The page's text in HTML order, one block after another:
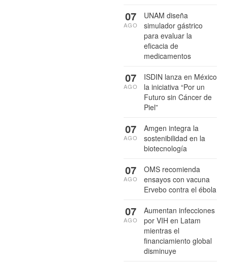
UNAM diseña
simulador gástrico
para evaluar la
eficacia de
medicamentos
07
AGO
ISDIN lanza en México
la iniciativa “Por un
Futuro sin Cáncer de
Piel”
07
AGO
Amgen integra la
sostenibilidad en la
biotecnología
07
AGO
OMS recomienda
ensayos con vacuna
Ervebo contra el ébola
07
AGO
Aumentan infecciones
por VIH en Latam
mientras el
financiamiento global
disminuye
07
AGO